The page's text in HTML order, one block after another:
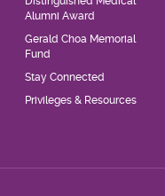
Alumni Award
Gerald Choa Memorial
Fund
Stay Connected
Privileges & Resources